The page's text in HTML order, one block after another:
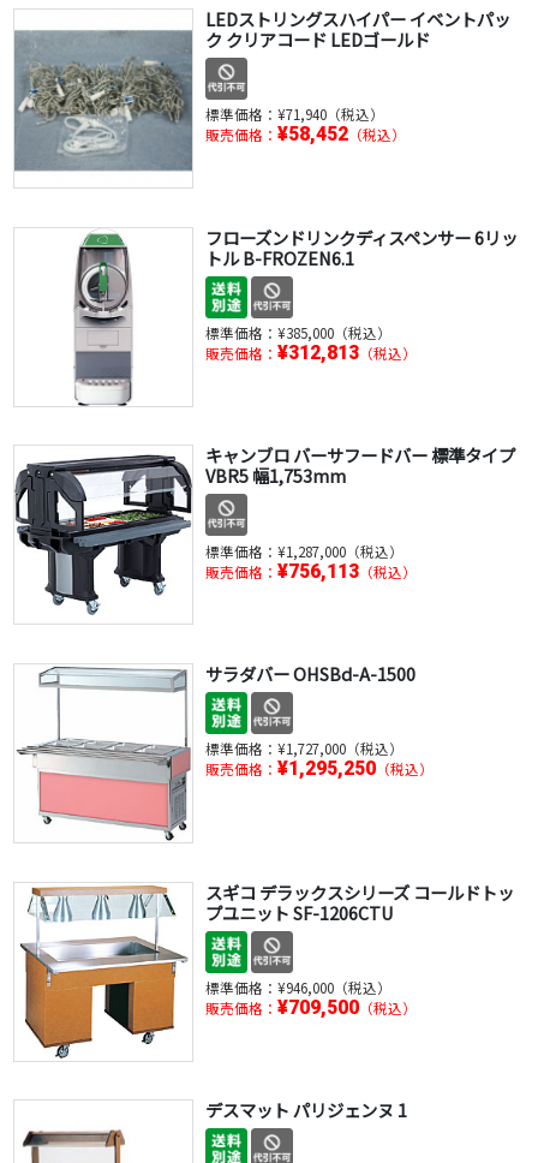
LEDストリングスハイパー イベントパッ
ク クリアコード LEDゴールド
標準価格： ¥71,940（税込）
販売価格： ¥58,452（税込）
フローズンドリンクディスペンサー 6リッ
トル B-FROZEN6.1
標準価格： ¥385,000（税込）
販売価格： ¥312,813（税込）
キャンブロ バーサフードバー 標準タイプ
VBR5 幅1,753mm
標準価格： ¥1,287,000（税込）
販売価格： ¥756,113（税込）
サラダバー OHSBd-A-1500
標準価格： ¥1,727,000（税込）
販売価格： ¥1,295,250（税込）
スギコ デラックスシリーズ コールドトッ
プユニット SF-1206CTU
標準価格： ¥946,000（税込）
販売価格： ¥709,500（税込）
デスマット パリジェンヌ 1